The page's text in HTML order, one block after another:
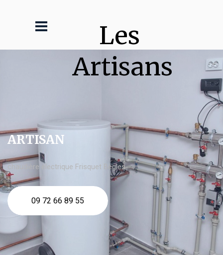
Les
Artisans
ARTISAN
chaudière électrique Frisquet Bègles
09 72 66 89 55